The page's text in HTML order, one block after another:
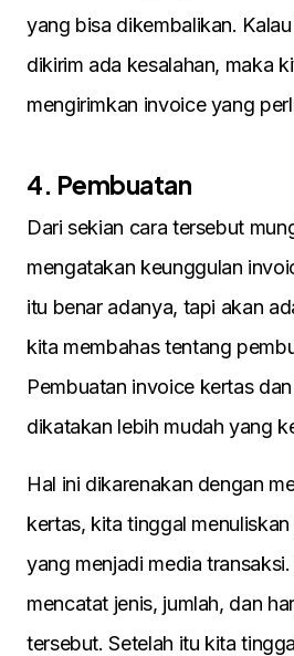
yang bisa dikembalikan.
dikirim ada kesalahan, maka
mengirimkan invoice yang
4. Pembuatan
Dari sekian cara tersebut
mengatakan keunggulan
itu benar adanya, tapi akan
kita membahas tentang
Pembuatan invoice kertas
dikatakan lebih mudah yang
Hal ini dikarenakan dengan
kertas, kita tinggal
yang menjadi media
mencatat jenis, jumlah, dan
tersebut. Setelah itu kita